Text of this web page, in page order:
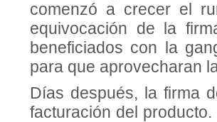
comenzó a crecer el
equivocación de la
beneficiados con la
para que aprovecharan
Días después, la firma
facturación del